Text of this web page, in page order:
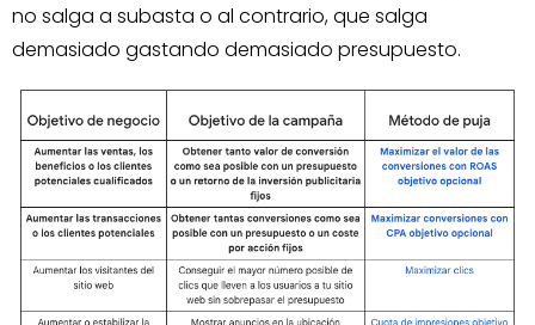
no salga a subasta o al contrario, que salga
demasiado gastando demasiado presupuesto.